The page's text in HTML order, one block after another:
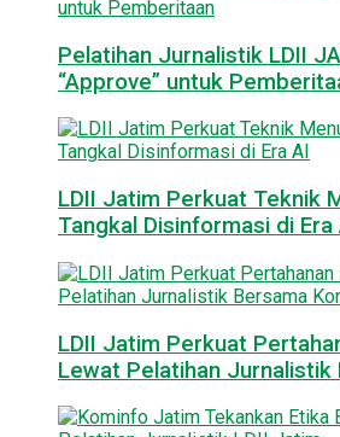
Pelatihan Jurnalistik LDII
“Approve” untuk
LDII Jatim Perkuat Teknik
Tangkal Disinformasi di Era
LDII Jatim Perkuat
Lewat Pelatihan Jurnalistik